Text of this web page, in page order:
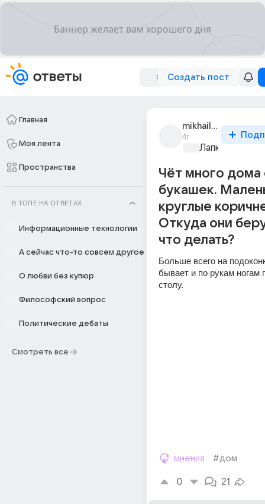
Создать пост
Главная
Моя лента
Пространства
В ТОПЕ НА ОТВЕТАХ
Информационные технологии
А сейчас что-то совсем другое
О любви без купюр
Философский вопрос
Политические дебаты
Смотреть все
mikhail_repnikov_2
4г
Лапки и
Чёт много дома
букашек.
круглые
Откуда они
что делать?
Больше всего на
бывает и по рукам ногам
столу.
мнения #дом
0 21